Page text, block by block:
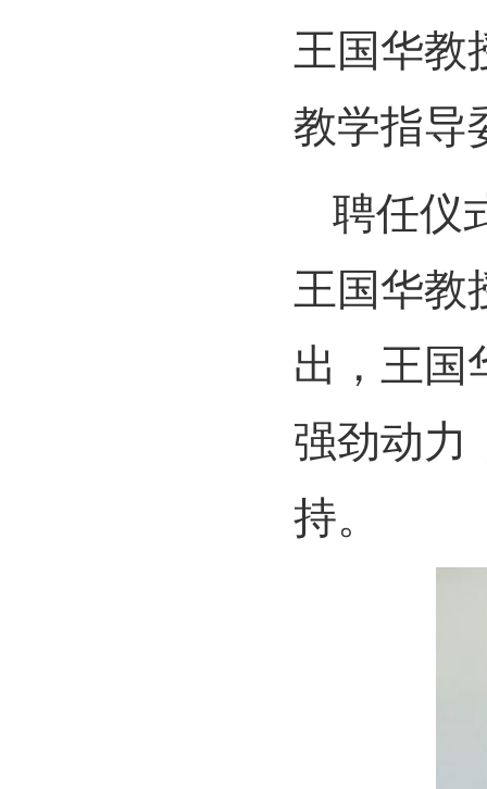
王国华教
教学指导
聘任仪
王国华教
出，王国
强劲动力
持。